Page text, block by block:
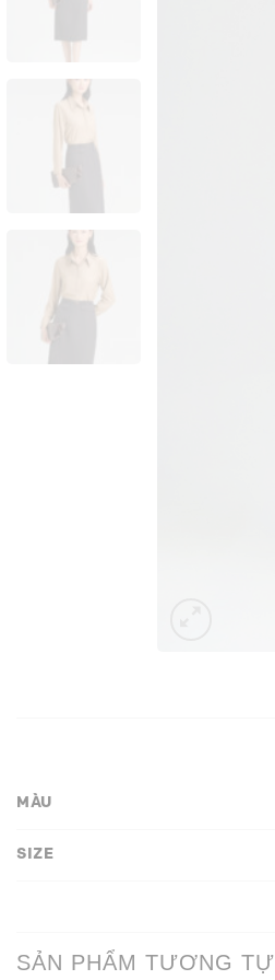
MÀU
SIZE
SẢN PHẨM TƯƠNG TỰ